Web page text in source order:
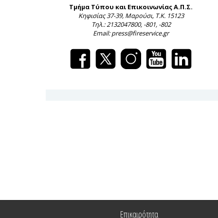
Τμήμα Τύπου και Επικοινωνίας Α.Π.Σ.
Κηφισίας 37-39, Μαρούσι, Τ.Κ. 15123
Τηλ.: 2132047800, -801, -802
Email: press@fireservice.gr
Επικαιρότητα